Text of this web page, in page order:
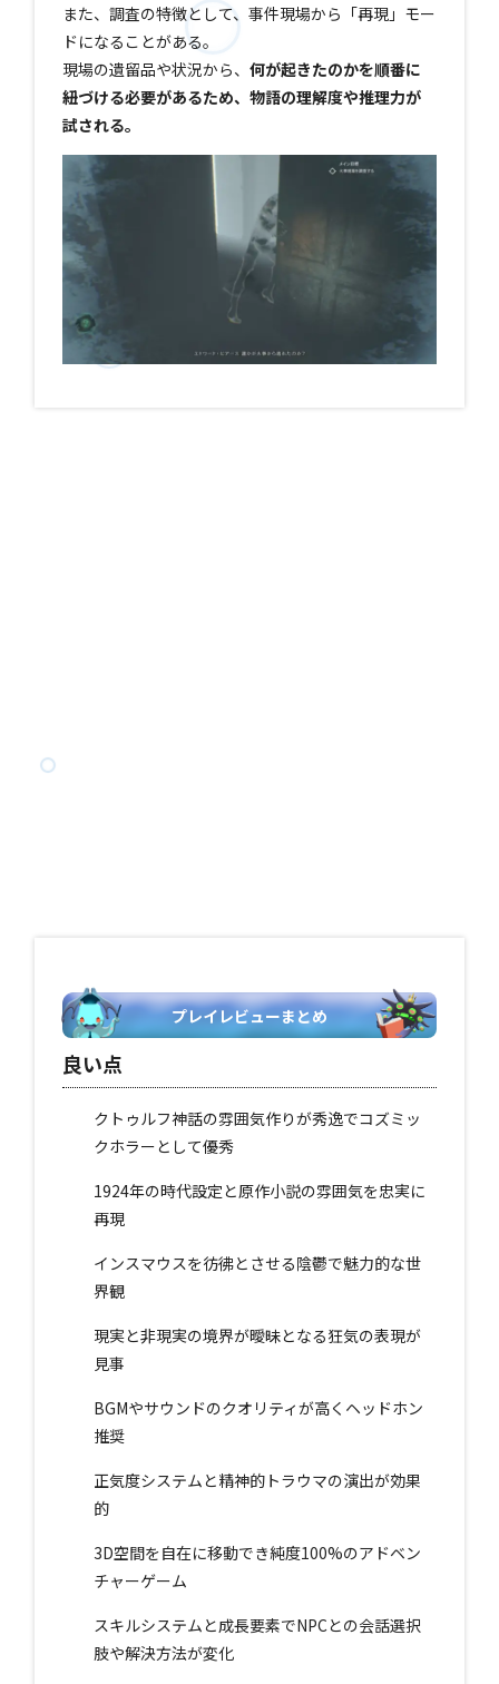
また、調査の特徴として、事件現場から「再現」モー
ドになることがある。
現場の遺留品や状況から、何が起きたのかを順番に
紐づける必要があるため、物語の理解度や推理力が
試される。
プレイレビューまとめ
良い点
クトゥルフ神話の雰囲気作りが秀逸でコズミッ
クホラーとして優秀
1924年の時代設定と原作小説の雰囲気を忠実に
再現
インスマウスを彷彿とさせる陰鬱で魅力的な世
界観
現実と非現実の境界が曖昧となる狂気の表現が
見事
BGMやサウンドのクオリティが高くヘッドホン
推奨
正気度システムと精神的トラウマの演出が効果
的
3D空間を自在に移動でき純度100%のアドベン
チャーゲーム
スキルシステムと成長要素でNPCとの会話選択
肢や解決方法が変化